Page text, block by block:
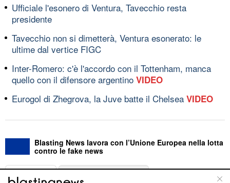
Ufficiale l'esonero di Ventura, Tavecchio resta
presidente
Tavecchio non si dimetterà, Ventura esonerato: le
ultime dal vertice FIGC
Inter-Romero: c'è l'accordo con il Tottenham, manca
quello con il difensore argentino VIDEO
Eurogol di Zhegrova, la Juve batte il Chelsea VIDEO
Blasting News lavora con l’Unione Europea nella lotta
contro le fake news
ABOUT